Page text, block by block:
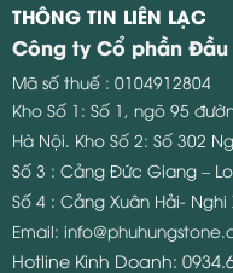
THÔNG TIN LIÊN LẠC
Công ty Cổ phần
Mã số thuế : 0104912804
Kho Số 1: Số 1, ngõ 95
Hà Nội. Kho Số 2: Số 302
Số 3 : Cảng Đức Giang –
Số 4 : Cảng Xuân Hải-
Email:
Hotline Kinh Doanh: